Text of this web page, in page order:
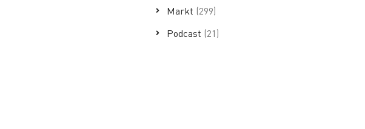
Markt (299)
Podcast (21)